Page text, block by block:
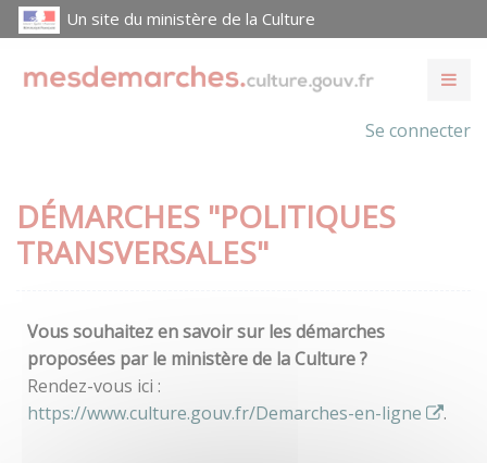
Un site du ministère de la Culture
Se connecter
DÉMARCHES "POLITIQUES
TRANSVERSALES"
Vous souhaitez en savoir sur les démarches
proposées par le ministère de la Culture ?
Rendez-vous ici :
https://www.culture.gouv.fr/Demarches-en-ligne
.